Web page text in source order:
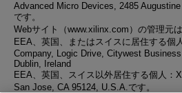
Advanced Micro Devices, 2485
です。
Webサイト（www.xilinx.com）の管理元は
EEA、英国、またはスイスに居住する個
Company, Logic Drive, Citywest
Dublin, Ireland
EEA、英国、スイス以外居住する個人：
San Jose, CA 95124, U.S.A.です。